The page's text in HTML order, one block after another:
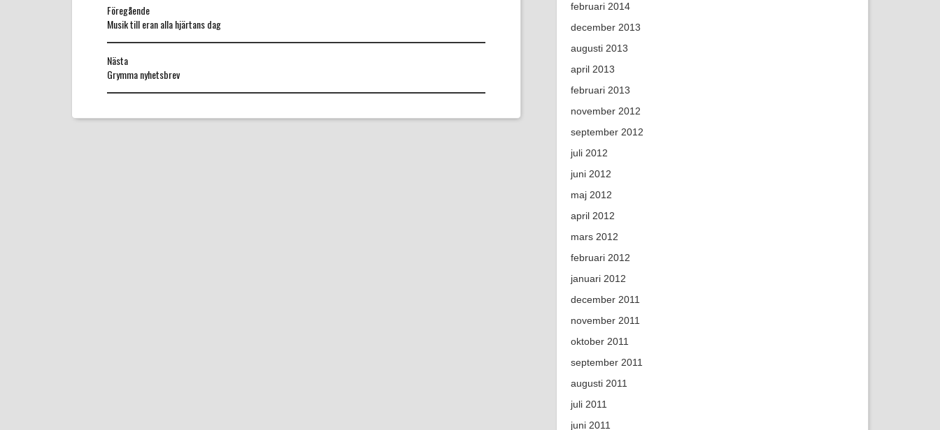
Föregående
Föregående
Musik till eran alla hjärtans dag
Nästa
Nästa
Grymma nyhetsbrev
februari 2014
december 2013
augusti 2013
april 2013
februari 2013
november 2012
september 2012
juli 2012
juni 2012
maj 2012
april 2012
mars 2012
februari 2012
januari 2012
december 2011
november 2011
oktober 2011
september 2011
augusti 2011
juli 2011
juni 2011